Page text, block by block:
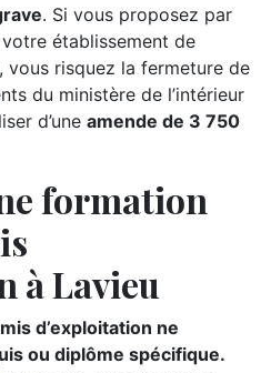
. Si vous proposez par
établissement de
vous risquez la fermeture de
du ministère de l’intérieur
d’une amende de 3 750
formation
à Lavieu
d’exploitation ne
ou diplôme spécifique.